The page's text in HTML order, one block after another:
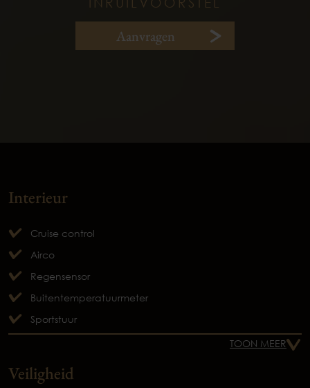
Aanvragen
Interieur
Cruise control
Airco
Regensensor
Buitentemperatuurmeter
Sportstuur
TOON MEER
Veiligheid